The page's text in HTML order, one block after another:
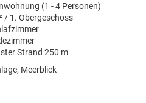
(1 - 4 Personen)
/ 1. Obergeschoss
Strand 250 m
Meerblick